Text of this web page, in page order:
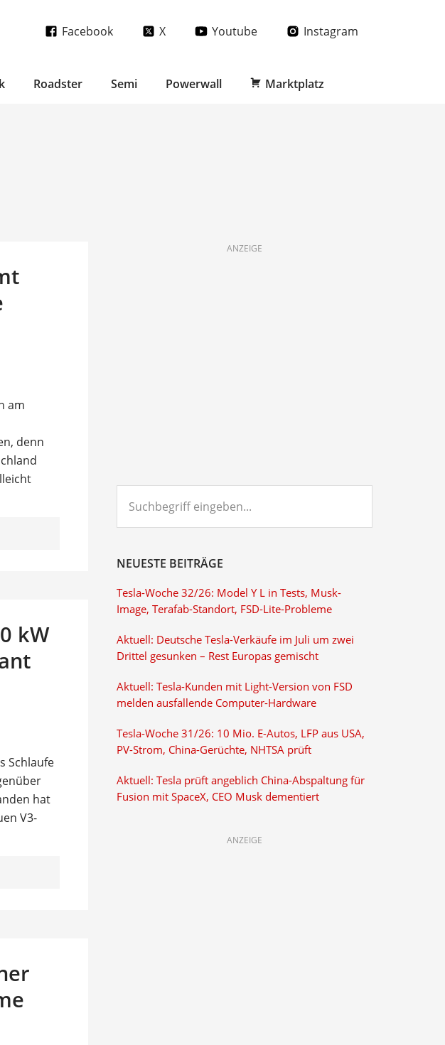
Facebook X Youtube Instagram
Roadster Semi Powerwall Marktplatz
am
denn
kW
Schlaufe
hat
V3-
ANZEIGE
eingeben...
NEUESTE BEITRÄGE
Tesla-Woche 32/26: Model Y L in Tests, Musk-
Image, Terafab-Standort, FSD-Lite-Probleme
Aktuell: Deutsche Tesla-Verkäufe im Juli um zwei
Drittel gesunken – Rest Europas gemischt
Aktuell: Tesla-Kunden mit Light-Version von FSD
melden ausfallende Computer-Hardware
Tesla-Woche 31/26: 10 Mio. E-Autos, LFP aus USA,
PV-Strom, China-Gerüchte, NHTSA prüft
Aktuell: Tesla prüft angeblich China-Abspaltung für
Fusion mit SpaceX, CEO Musk dementiert
ANZEIGE